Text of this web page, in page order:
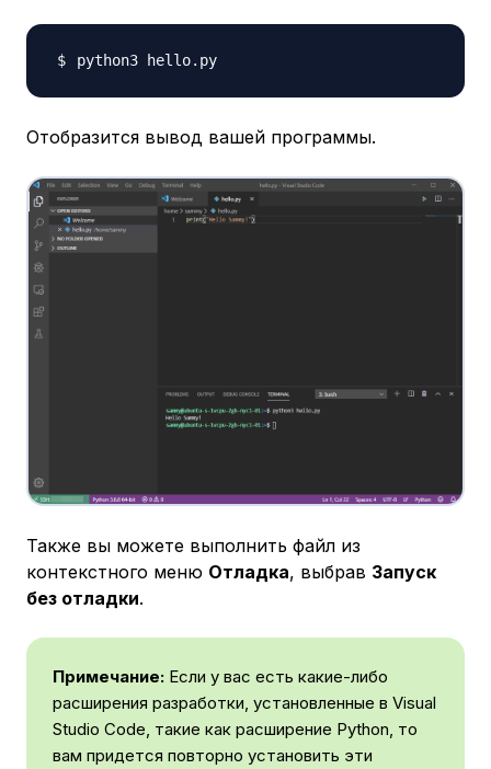
Отобразится вывод вашей программы.
Также вы можете выполнить файл из
контекстного меню Отладка​​, выбрав Запуск
без отладки.
Примечание: Если у вас есть какие-либо
расширения разработки, установленные в Visual
Studio Code, такие как расширение Python, то
вам придется повторно установить эти